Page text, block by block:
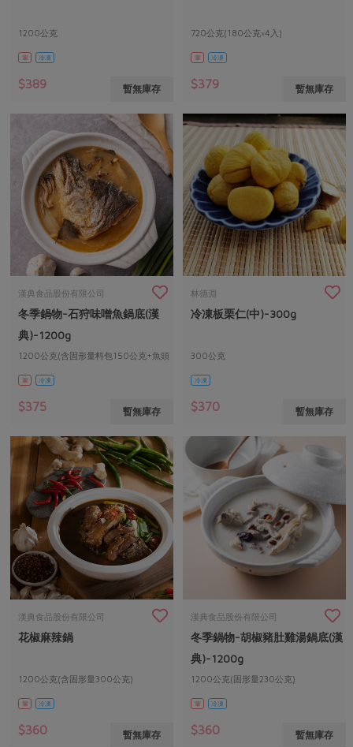
1200公克
葷 冷凍
$389 暫無庫存
720公克(180公克×4入)
葷 冷凍
$379 暫無庫存
漢典食品股份有限公司
冬季鍋物-石狩味噌魚鍋底(漢
典)-1200g
1200公克(含固形量料包150公克+魚頭
包200公克)
葷 冷凍
$375 暫無庫存
林德淵
冷凍板栗仁(中)-300g
300公克
冷凍
$370 暫無庫存
漢典食品股份有限公司
花椒麻辣鍋
1200公克(含固形量300公克)
葷 冷凍
$360 暫無庫存
漢典食品股份有限公司
冬季鍋物-胡椒豬肚雞湯鍋底(漢
典)-1200g
1200公克(固形量230公克)
葷 冷凍
$360 暫無庫存